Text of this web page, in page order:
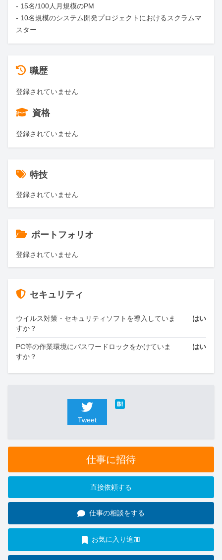
- 15名/100人月規模のPM
- 10名規模のシステム開発プロジェクトにおけるスクラムマ
スター
職歴
登録されていません
資格
登録されていません
特技
登録されていません
ポートフォリオ
登録されていません
セキュリティ
ウイルス対策・セキュリティソフトを導入していま
すか？
はい
PC等の作業環境にパスワードロックをかけていま
すか？
はい
Tweet
仕事に招待
直接依頼する
仕事の相談をする
お気に入り追加